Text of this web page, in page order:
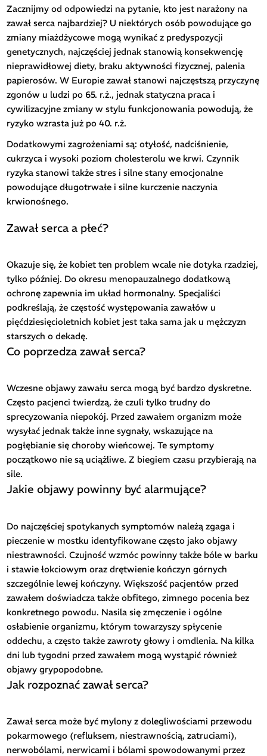
Zacznijmy od odpowiedzi na pytanie, kto jest narażony na
zawał serca najbardziej? U niektórych osób powodujące go
zmiany miażdżycowe mogą wynikać z predyspozycji
genetycznych, najczęściej jednak stanowią konsekwencję
nieprawidłowej diety, braku aktywności fizycznej, palenia
papierosów. W Europie zawał stanowi najczęstszą przyczynę
zgonów u ludzi po 65. r.ż., jednak statyczna praca i
cywilizacyjne zmiany w stylu funkcjonowania powodują, że
ryzyko wzrasta już po 40. r.ż.
Dodatkowymi zagrożeniami są: otyłość, nadciśnienie,
cukrzyca i wysoki poziom cholesterolu we krwi. Czynnik
ryzyka stanowi także stres i silne stany emocjonalne
powodujące długotrwałe i silne kurczenie naczynia
krwionośnego.
Zawał serca a płeć?
Okazuje się, że kobiet ten problem wcale nie dotyka rzadziej,
tylko później. Do okresu menopauzalnego dodatkową
ochronę zapewnia im układ hormonalny. Specjaliści
podkreślają, że częstość występowania zawałów u
pięćdziesięcioletnich kobiet jest taka sama jak u mężczyzn
starszych o dekadę.
Co poprzedza zawał serca?
Wczesne objawy zawału serca mogą być bardzo dyskretne.
Często pacjenci twierdzą, że czuli tylko trudny do
sprecyzowania niepokój. Przed zawałem organizm może
wysyłać jednak także inne sygnały, wskazujące na
pogłębianie się choroby wieńcowej. Te symptomy
początkowo nie są uciążliwe. Z biegiem czasu przybierają na
sile.
Jakie objawy powinny być alarmujące?
Do najczęściej spotykanych symptomów należą zgaga i
pieczenie w mostku identyfikowane często jako objawy
niestrawności. Czujność wzmóc powinny także bóle w barku
i stawie łokciowym oraz drętwienie kończyn górnych
szczególnie lewej kończyny. Większość pacjentów przed
zawałem doświadcza także obfitego, zimnego pocenia bez
konkretnego powodu. Nasila się zmęczenie i ogólne
osłabienie organizmu, którym towarzyszy spłycenie
oddechu, a często także zawroty głowy i omdlenia. Na kilka
dni lub tygodni przed zawałem mogą wystąpić również
objawy grypopodobne.
Jak rozpoznać zawał serca?
Zawał serca może być mylony z dolegliwościami przewodu
pokarmowego (refluksem, niestrawnością, zatruciami),
nerwobólami, nerwicami i bólami spowodowanymi przez